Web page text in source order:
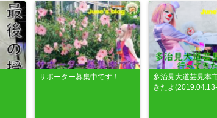
サポーター募集中です！
多治見大道芸見本
きたよ